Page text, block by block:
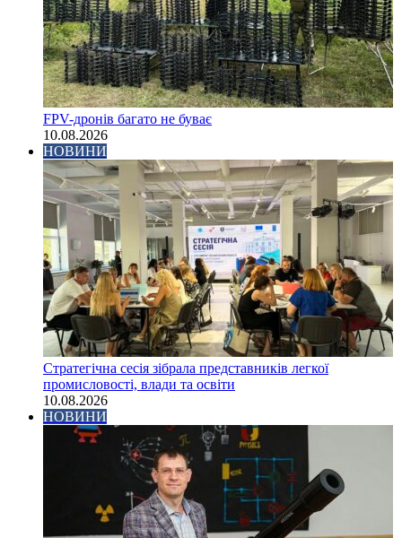
FPV-дронів багато не буває
10.08.2026
НОВИНИ
Стратегічна сесія зібрала представників легкої
промисловості, влади та освіти
10.08.2026
НОВИНИ